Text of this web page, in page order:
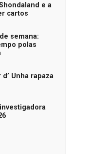
e a
cartos
semana:
polas
Unha rapaza